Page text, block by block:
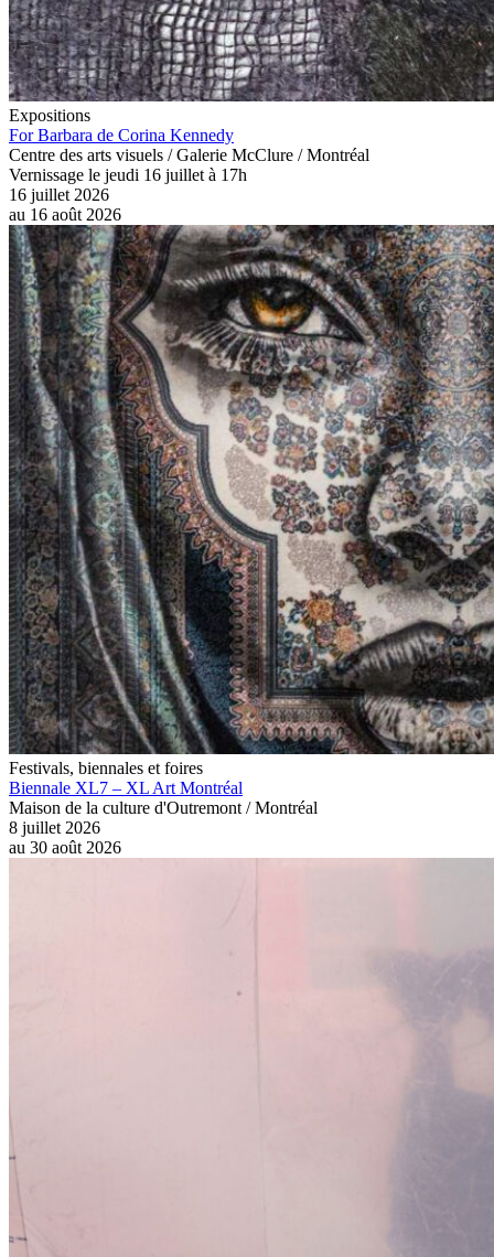
Expositions
For Barbara de Corina Kennedy
Centre des arts visuels / Galerie McClure / Montréal
Vernissage le jeudi 16 juillet à 17h
16 juillet 2026
au 16 août 2026
Festivals, biennales et foires
Biennale XL7 – XL Art Montréal
Maison de la culture d'Outremont / Montréal
8 juillet 2026
au 30 août 2026